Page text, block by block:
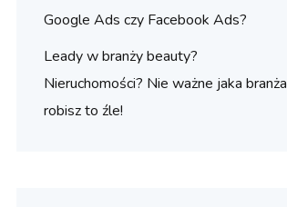
Google Ads czy Facebook Ads?
Leady w branży beauty?
Nieruchomości? Nie ważne jaka branża
robisz to źle!